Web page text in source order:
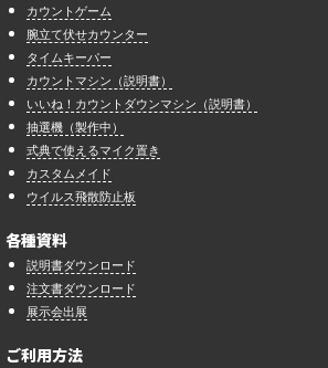
カウントゲーム
腕立て伏せカウンター
タイムキーパー
カウントマシン（説明書）
いいね！カウントダウンマシン（説明書）
抽選機（製作中）
式典で使えるマイク置き
カスタムメイド
ウイルス飛散防止板
各種資料
説明書ダウンロード
注文書ダウンロード
展示会出展
ご利用方法